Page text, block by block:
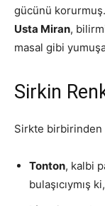
gücünü korurmuş.
Usta Miran,
masal gibi
Sirkin
Sirkte birbirinden
Tonton, kalbi
bulaşıcıymış